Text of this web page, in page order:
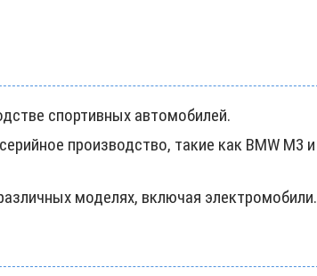
спортивных автомобилей.
производство, такие как BMW M3 и
моделях, включая электромобили.